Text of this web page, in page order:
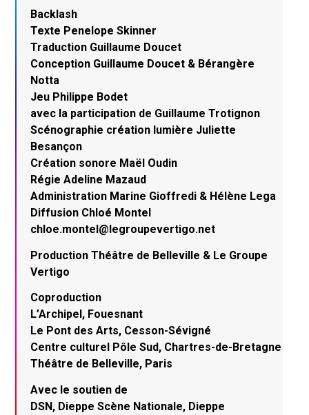
Backlash
Texte Penelope Skinner
Traduction Guillaume Doucet
Conception Guillaume Doucet & Bérangère
Notta
Jeu Philippe Bodet
avec la participation de Guillaume Trotignon
Scénographie création lumière Juliette
Besançon
Création sonore Maël Oudin
Régie Adeline Mazaud
Administration Marine Gioffredi & Hélène Lega
Diffusion Chloé Montel
chloe.montel@legroupevertigo.net
Production Théâtre de Belleville & Le Groupe
Vertigo
Coproduction
L’Archipel, Fouesnant
Le Pont des Arts, Cesson-Sévigné
Centre culturel Pôle Sud, Chartres-de-Bretagne
Théâtre de Belleville, Paris
Avec le soutien de
DSN, Dieppe Scène Nationale, Dieppe